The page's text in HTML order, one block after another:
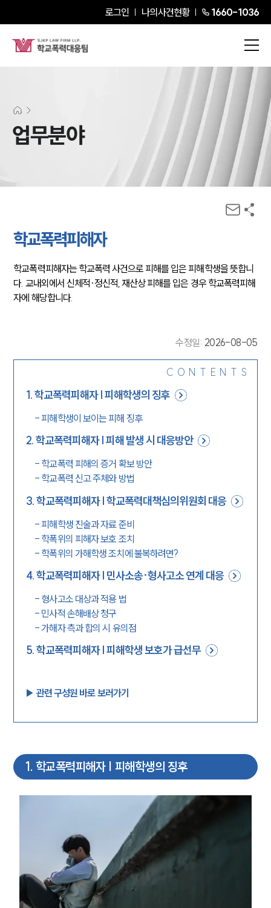
로그인 나의사건현황 1660-1036
업무분야
학교폭력피해자
학교폭력피해자는 학교폭력 사건으로 피해를 입은 피해학생을 뜻합니
다. 교내외에서 신체적·정신적, 재산상 피해를 입은 경우 학교폭력피해
자에 해당합니다.
수정일: 2026-08-05
CONTENTS
1.학교폭력피해자 | 피해학생의 징후
- 피해학생이 보이는 피해 징후
2.학교폭력피해자 | 피해 발생 시 대응방안
- 학교폭력 피해의 증거 확보 방안
- 학교폭력 신고 주체와 방법
3.학교폭력피해자 | 학교폭력대책심의위원회 대응
- 피해학생 진술과 자료 준비
- 학폭위의 피해자 보호 조치
- 학폭위의 가해학생 조치에 불복하려면?
4.학교폭력피해자 | 민사소송·형사고소 연계 대응
- 형사고소 대상과 적용 법
- 민사적 손해배상 청구
-가해자 측과 합의 시 유의점
5.학교폭력피해자 | 피해학생 보호가 급선무
▶︎ 관련 구성원 바로 보러가기
1. 학교폭력피해자 | 피해학생의 징후